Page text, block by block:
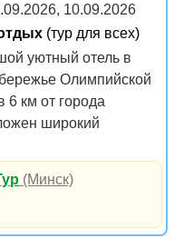
10.09.2026
(тур для всех)
уютный отель в
Олимпийской
км от города
широкий
(Минск)